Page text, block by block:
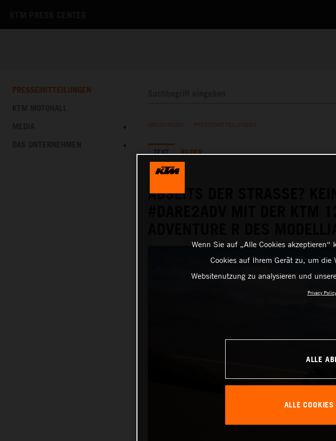
PRESSEMITTEILUNGEN
MELDUNGEN PRESSEMITTEILUNGEN
TEXT BILDER
20.12.2022
ABSEITS DER STRASSE?
Wenn Sie auf „Alle Cookies
Cookies auf Ihrem Gerät zu, um die
Websitenutzung zu analysieren und
Privacy Policy
ALLE
ALLE